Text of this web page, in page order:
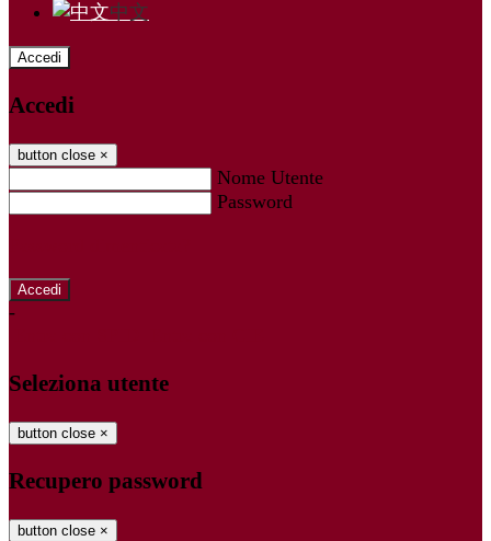
中文
Accedi
Accedi
button close ×
Nome Utente
Password
-
Seleziona utente
button close ×
Recupero password
button close ×